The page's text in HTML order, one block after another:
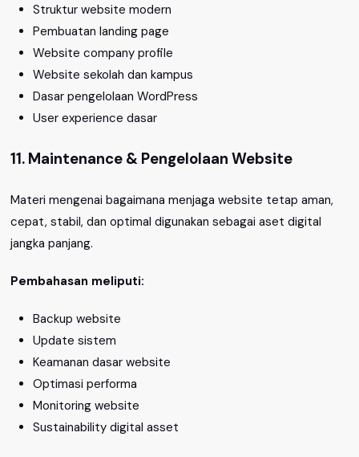
Struktur website modern
Pembuatan landing page
Website company profile
Website sekolah dan kampus
Dasar pengelolaan WordPress
User experience dasar
11. Maintenance & Pengelolaan Website
Materi mengenai bagaimana menjaga website tetap aman,
cepat, stabil, dan optimal digunakan sebagai aset digital
jangka panjang.
Pembahasan meliputi:
Backup website
Update sistem
Keamanan dasar website
Optimasi performa
Monitoring website
Sustainability digital asset